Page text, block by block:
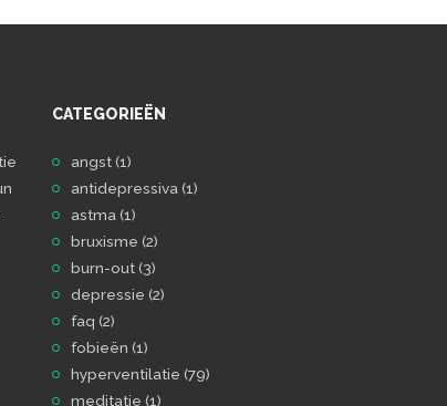
CATEGORIEËN
angst(1)
antidepressiva (1)
astma (1)
bruxisme (2)
burn-out(3)
depressie (2)
faq (2)
fobieën (1)
hyperventilatie (79)
meditatie (1)